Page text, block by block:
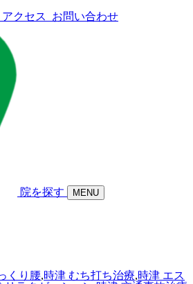
アクセス お問い合わせ
院を探す
MENU
くり腰,時津 むち打ち治療,時津 エス